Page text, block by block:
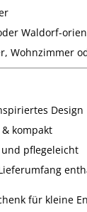
Waldorf-
Wohnzimmer
Design
kompakt
pflegeleicht
für kleine